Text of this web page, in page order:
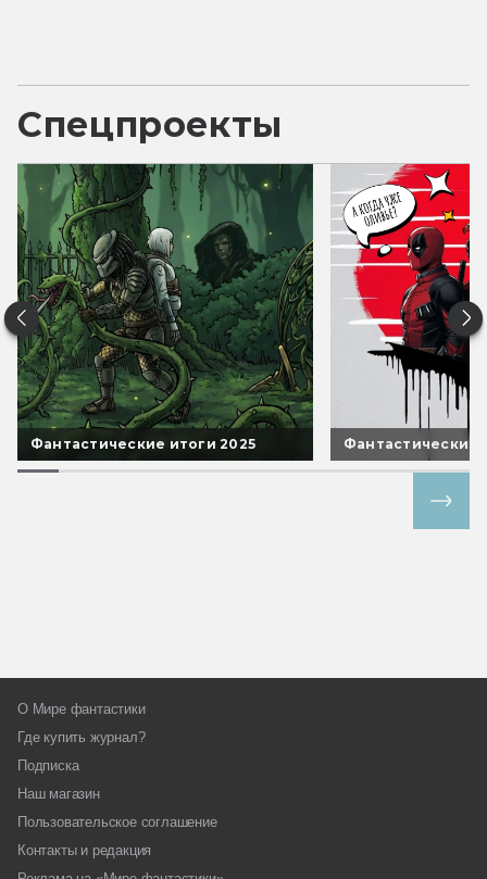
Спецпроекты
Фантастические итоги 2025 Фантастические
О Мире фантастики
Где купить журнал?
Подписка
Наш магазин
Пользовательское соглашение
Контакты и редакция